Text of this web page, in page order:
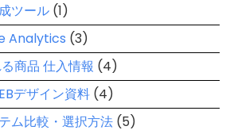
ツール (1)
Analytics (3)
商品 仕入情報 (4)
デザイン資料 (4)
ム比較・選択方法 (5)